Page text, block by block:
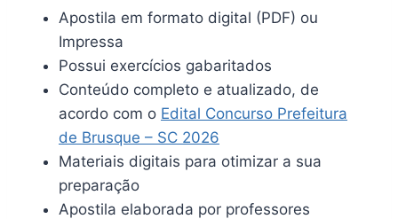
Apostila em formato digital (PDF) ou
Impressa
Possui exercícios gabaritados
Conteúdo completo e atualizado, de
acordo com o Edital Concurso Prefeitura
de Brusque – SC 2026
Materiais digitais para otimizar a sua
preparação
Apostila elaborada por professores